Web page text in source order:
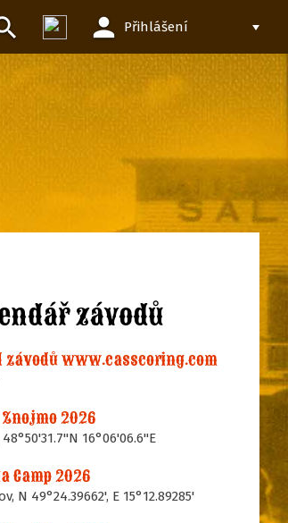
person Přihlášení
závodů
závodů www.casscoring.com
Znojmo 2026
16°06'06.6"E
Camp 2026
N 49°24.39662', E 15°12.89285'